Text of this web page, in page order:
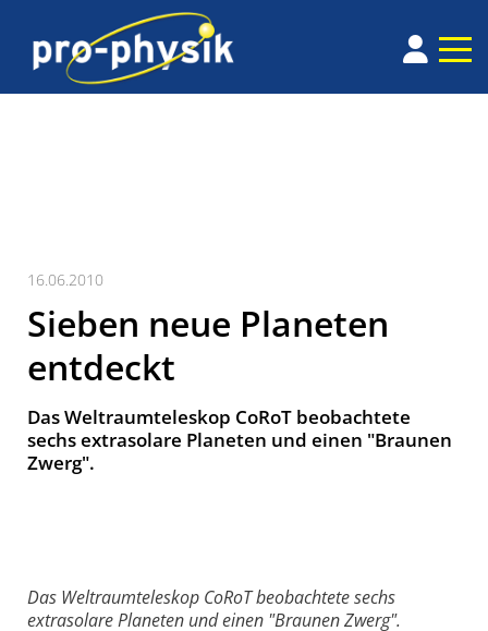
16.06.2010
Sieben neue Planeten
entdeckt
Das Weltraumteleskop CoRoT beobachtete
sechs extrasolare Planeten und einen "Braunen
Zwerg".
Das Weltraumteleskop CoRoT beobachtete sechs
extrasolare Planeten und einen "Braunen Zwerg".